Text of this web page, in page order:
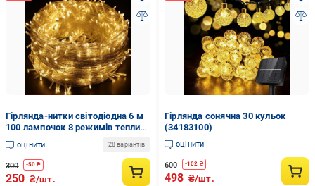
Гірлянда-нитки світодіодна 6 м
100 лампочок 8 режимів теплий
Білий (SZ-1110-07)
оцінити 28 варіантів
300 -50 ₴
250 ₴/шт.
Гірлянда сонячна 30 кульок
(34183100)
оцінити
600 -102 ₴
498 ₴/шт.